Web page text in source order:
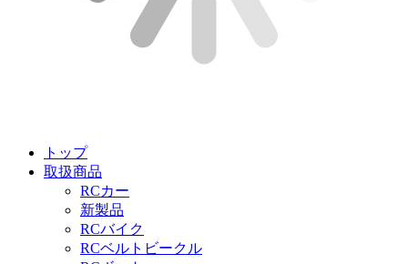
トップ
取扱商品
RCカー
新製品
RCバイク
RCベルトビークル